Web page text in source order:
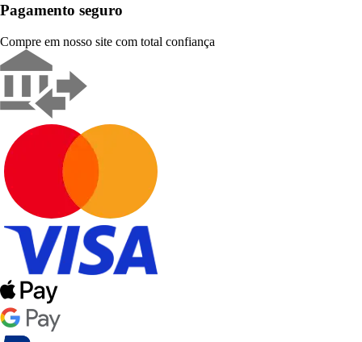
Pagamento seguro
Compre em nosso site com total confiança